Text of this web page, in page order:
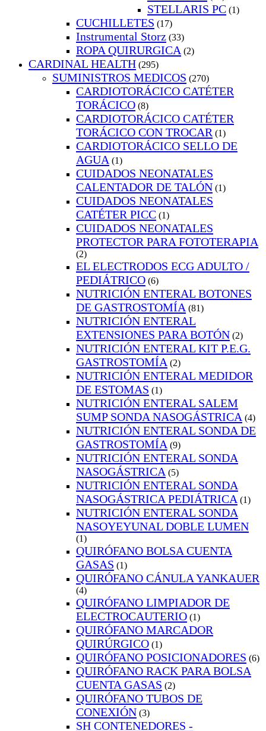
STELLARIS PC (1)
CUCHILLETES (17)
Instrumental Storz (33)
ROPA QUIRURGICA (2)
CARDINAL HEALTH (295)
SUMINISTROS MEDICOS (270)
CARDIOTORÁCICO CATÉTER
TORÁCICO (8)
CARDIOTORÁCICO CATÉTER
TORÁCICO CON TROCAR (1)
CARDIOTORÁCICO SELLO DE
AGUA (1)
CUIDADOS NEONATALES
CALENTADOR DE TALÓN (1)
CUIDADOS NEONATALES
CATÉTER PICC (1)
CUIDADOS NEONATALES
PROTECTOR PARA FOTOTERAPIA
(2)
EL ELECTRODOS ECG ADULTO /
PEDIÁTRICO (6)
NUTRICIÓN ENTERAL BOTONES
DE GASTROSTOMÍA (81)
NUTRICIÓN ENTERAL
EXTENSIONES PARA BOTÓN (2)
NUTRICIÓN ENTERAL KIT P.E.G.
GASTROSTOMÍA (2)
NUTRICIÓN ENTERAL MEDIDOR
DE ESTOMAS (1)
NUTRICIÓN ENTERAL SALEM
SUMP SONDA NASOGÁSTRICA (4)
NUTRICIÓN ENTERAL SONDA DE
GASTROSTOMÍA (9)
NUTRICIÓN ENTERAL SONDA
NASOGÁSTRICA (5)
NUTRICIÓN ENTERAL SONDA
NASOGÁSTRICA PEDIÁTRICA (1)
NUTRICIÓN ENTERAL SONDA
NASOYEYUNAL DOBLE LUMEN
(1)
QUIRÓFANO BOLSA CUENTA
GASAS (1)
QUIRÓFANO CÁNULA YANKAUER
(4)
QUIRÓFANO LIMPIADOR DE
ELECTROCAUTERIO (1)
QUIRÓFANO MARCADOR
QUIRÚRGICO (1)
QUIRÓFANO POSICIONADORES (6)
QUIRÓFANO RACK PARA BOLSA
CUENTA GASAS (2)
QUIRÓFANO TUBOS DE
CONEXIÓN (3)
SH CONTENEDORES -